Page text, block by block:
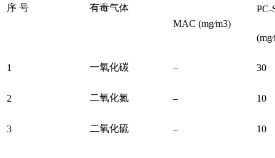
序 号 有毒气体
MAC (mg∕m3)
PC-
1 一氧化碳 – 30
2 二氧化氮 – 10
3 二氧化硫 – 10